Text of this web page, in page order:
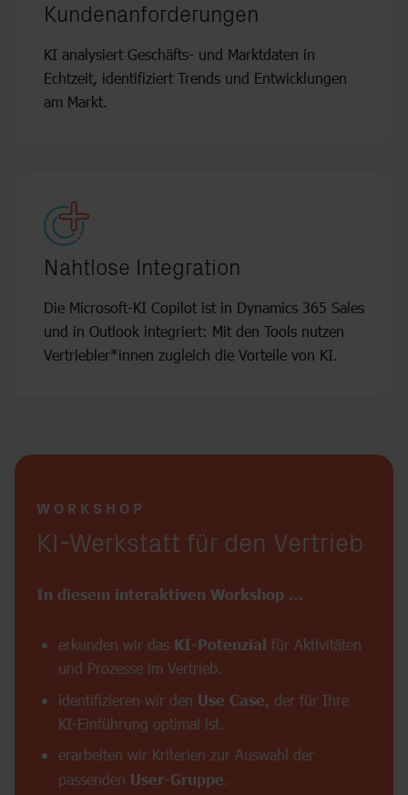
Kundenanforderungen
KI analysiert Geschäfts- und Marktdaten in
Echtzeit, identifiziert Trends und Entwicklungen
am Markt.
Nahtlose Integration
Die Microsoft-KI Copilot ist in Dynamics 365 Sales
und in Outlook integriert: Mit den Tools nutzen
Vertriebler*innen zugleich die Vorteile von KI.
WORKSHOP
:KI-Werkstatt für den Vertrieb
In diesem interaktiven Workshop …
erkunden wir das KI-Potenzial für Aktivitäten
und Prozesse im Vertrieb.
identifizieren wir den Use Case, der für Ihre
KI-Einführung optimal ist.
erarbeiten wir Kriterien zur Auswahl der
passenden User-Gruppe.